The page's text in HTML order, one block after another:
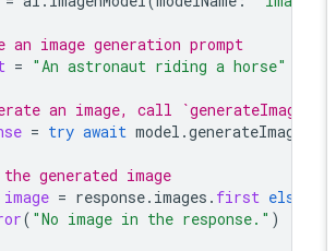
an image generation prompt
"An astronaut riding a horse"
an image, call
= try await model.generateImages
the generated image
image = response.images.first else
("No image in the response."